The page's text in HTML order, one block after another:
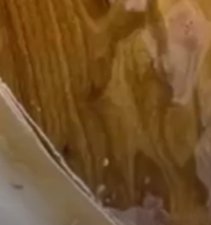
189 700 ₽
Стол из массива карагача
Слэб без смолы